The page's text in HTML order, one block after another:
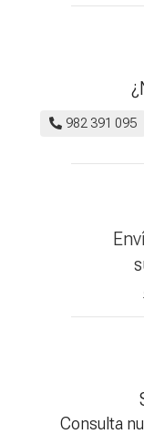
982 391 095
Consulta